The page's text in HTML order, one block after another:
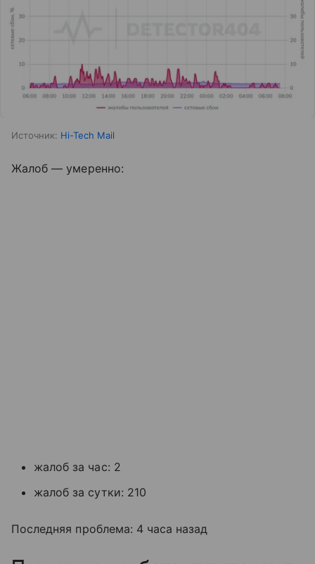
Источник: Hi-Tech Mail
Жалоб — умеренно:
жалоб за час: 2
жалоб за сутки: 210
Последняя проблема: 4 часа назад